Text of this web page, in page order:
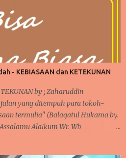
DALAM KEHIDUPAN SEHARI-
seseorang sudah mampu meraih
TAQWA Secara sepintas,
dirinya sudah bertaqwa kepada
itu di katakan sudah bertaqwa ?
ada banyak momen yang bisa
Baik dalam hal ibadah
lainnya seperti urusa...
- KEBIASAAN dan KETEKUNAN
by ; Zaharuddin
yang ditempuh para tokoh-
termulia" (Balagatul Hukama by.
Assalamu Alaikum Wr. Wb